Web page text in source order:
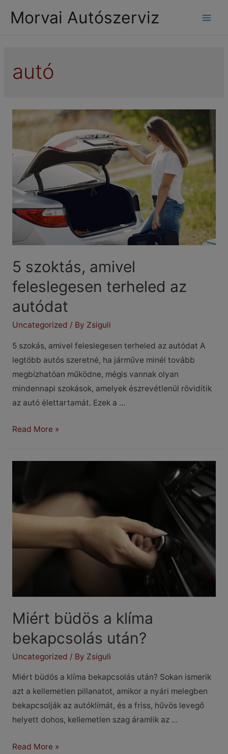
Morvai Autószerviz
autó
5 szoktás, amivel
feleslegesen terheled az
autódat
Uncategorized / By Zsiguli
5 szokás, amivel feleslegesen terheled az autódat A
legtöbb autós szeretné, ha járműve minél tovább
megbízhatóan működne, mégis vannak olyan
mindennapi szokások, amelyek észrevétlenül rövidítik
az autó élettartamát. Ezek a …
5
autódat
Read More »
Miért büdös a klíma
bekapcsolás után?
Uncategorized / By Zsiguli
Miért büdös a klíma bekapcsolás után? Sokan ismerik
azt a kellemetlen pillanatot, amikor a nyári melegben
bekapcsolják az autóklímát, és a friss, hűvös levegő
helyett dohos, kellemetlen szag áramlik az …
Miért
Read More »